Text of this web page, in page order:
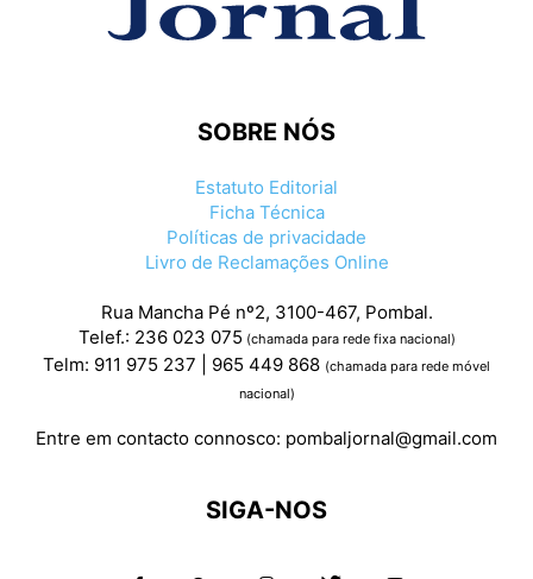
SOBRE NÓS
Estatuto Editorial
Ficha Técnica
Políticas de privacidade
Livro de Reclamações Online
Rua Mancha Pé nº2, 3100-467, Pombal.
Telef.: 236 023 075 (chamada para rede fixa nacional)
Telm: 911 975 237 | 965 449 868 (chamada para rede móvel
nacional)
Entre em contacto connosco: pombaljornal@gmail.com
SIGA-NOS